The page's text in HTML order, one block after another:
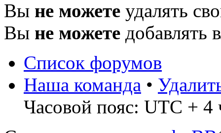
Вы не можете удалять
Вы не можете добавлять
Список форумов
Наша команда •
Часовой пояс: UTC + 4